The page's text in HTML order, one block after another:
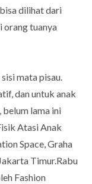
dilihat dari
orang tuanya
mata pisau.
dan untuk anak
lama ini
Atasi Anak
Space, Graha
Timur.Rabu
Fashion